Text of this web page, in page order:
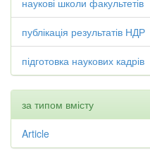
наукові школи факультетів
публікація результатів НДР
підготовка наукових кадрів
за типом вмісту
Article